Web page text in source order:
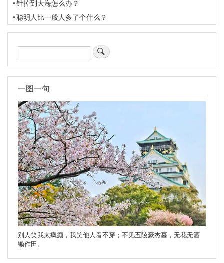
针掉到大海怎么办？
聪明人比一般人多了个什么？
搜
索
一图一句
别人笑我太疯癫，我笑他人看不穿；不见五陵豪杰墓，无花无酒
锄作田。